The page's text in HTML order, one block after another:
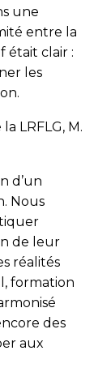
une
entre la
était clair :
les
LRFLG, M.
d’un
Nous
de leur
réalités
formation
des
aux